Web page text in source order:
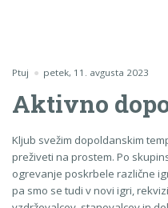
Ptuj petek, 11. avgusta 2023
Aktivno
Kljub svežim dopoldanskim
preživeti na prostem. Po
ogrevanje poskrbele različne
pa smo se tudi v novi igri,